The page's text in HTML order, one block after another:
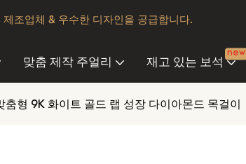
조업체 & 우수한 디자인을 공급합니다.
맞춤 제작 주얼리 재고 있는 보석
new
형 9K 화이트 골드 랩 성장 다이아몬드 목걸이